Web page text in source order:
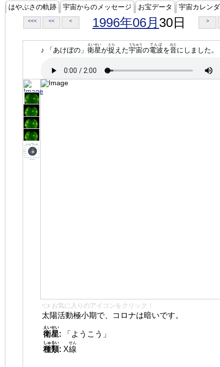
はやぶさの軌跡 宇宙からのメッセージ お宝データ 宇宙カレン
<<< << < 1996年06月 30日 >
♪ 「あけぼの」 衛星
えいせい
が捉
とら
えた宇宙
うちゅう
の電波
でんぱ
を音
おと
にしました。
👈 お気に入りのアイコンをクリック！
太陽活動極小期で、コロナは暗いです。
衛星
えいせい
:
「ようこう」
種類
しゅるい
: X線
せん